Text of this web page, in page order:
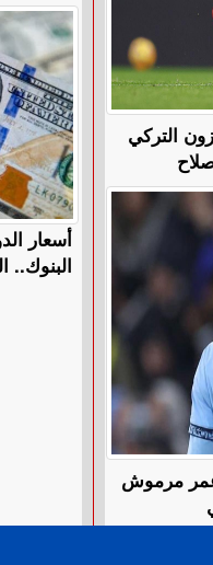
التركي
عمر مرموش
أسعار
البنوك.. اليوم